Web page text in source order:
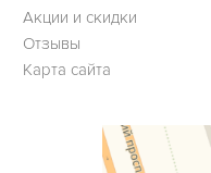
Акции и скидки
Отзывы
Карта сайта